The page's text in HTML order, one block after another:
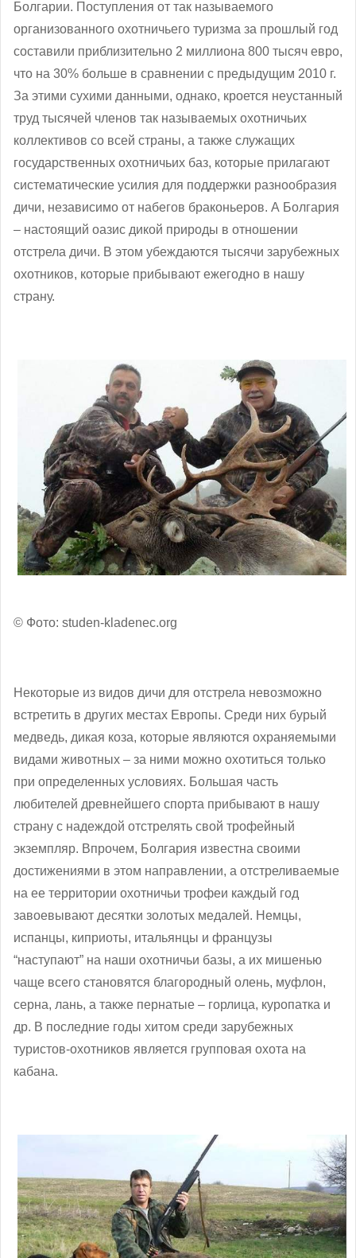
Болгарии. Поступления от так называемого
организованного охотничьего туризма за прошлый год
составили приблизительно 2 миллиона 800 тысяч евро,
что на 30% больше в сравнении с предыдущим 2010 г.
За этими сухими данными, однако, кроется неустанный
труд тысячей членов так называемых охотничьих
коллективов со всей страны, а также служащих
государственных охотничьих баз, которые прилагают
систематические усилия для поддержки разнообразия
дичи, независимо от набегов браконьеров. А Болгария
– настоящий оазис дикой природы в отношении
отстрела дичи. В этом убеждаются тысячи зарубежных
охотников, которые прибывают ежегодно в нашу
страну.
© Фото: studen-kladenec.org
Некоторые из видов дичи для отстрела невозможно
встретить в других местах Европы. Среди них бурый
медведь, дикая коза, которые являются охраняемыми
видами животных – за ними можно охотиться только
при определенных условиях. Большая часть
любителей древнейшего спорта прибывают в нашу
страну с надеждой отстрелять свой трофейный
экземпляр. Впрочем, Болгария известна своими
достижениями в этом направлении, а отстреливаемые
на ее территории охотничьи трофеи каждый год
завоевывают десятки золотых медалей. Немцы,
испанцы, киприоты, итальянцы и французы
“наступают” на наши охотничьи базы, а их мишенью
чаще всего становятся благородный олень, муфлон,
серна, лань, а также пернатые – горлица, куропатка и
др. В последние годы хитом среди зарубежных
туристов-охотников является групповая охота на
кабана.